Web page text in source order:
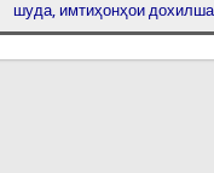
шуда, имтиҳонҳои